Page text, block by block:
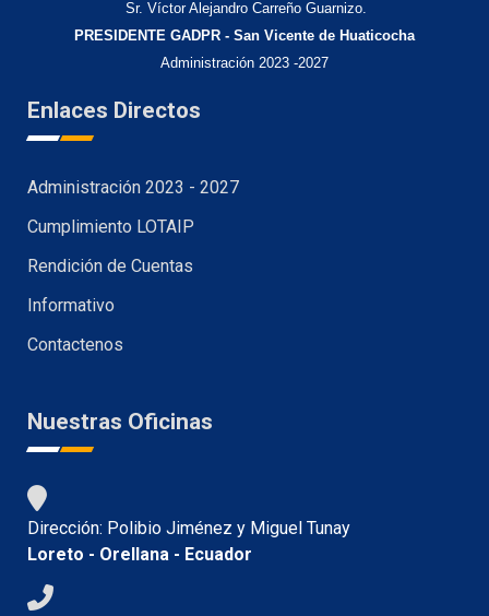
Sr. Víctor Alejandro Carreño Guarnizo.
PRESIDENTE GADPR - San Vicente de Huaticocha
Administración 2023 -2027
Enlaces Directos
Administración 2023 - 2027
Cumplimiento LOTAIP
Rendición de Cuentas
Informativo
Contactenos
Nuestras Oficinas
Dirección: Polibio Jiménez y Miguel Tunay
Loreto - Orellana - Ecuador